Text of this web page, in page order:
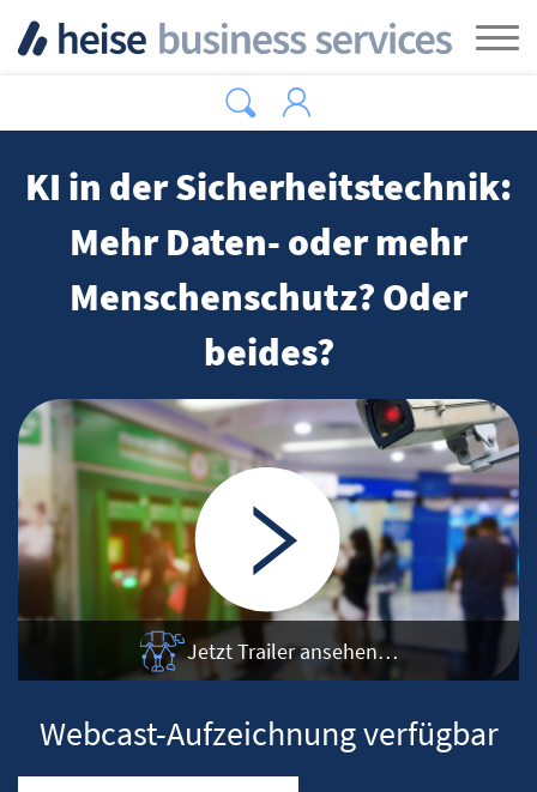
KI in der Sicherheitstechnik:
Mehr Daten- oder mehr
Menschenschutz? Oder
beides?
Jetzt Trailer ansehen…
Webcast-Aufzeichnung verfügbar